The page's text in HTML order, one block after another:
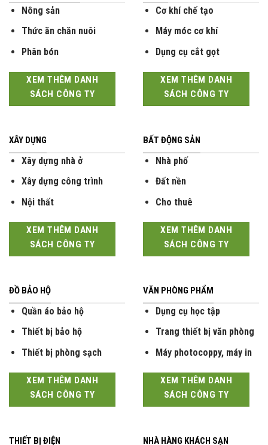
Nông sản
Thức ăn chăn nuôi
Phân bón
XEM THÊM DANH
SÁCH CÔNG TY
Cơ khí chế tạo
Máy móc cơ khí
Dụng cụ cắt gọt
XEM THÊM DANH
SÁCH CÔNG TY
XÂY DỰNG
Xây dựng nhà ở
Xây dựng công trình
Nội thất
XEM THÊM DANH
SÁCH CÔNG TY
BẤT ĐỘNG SẢN
Nhà phố
Đất nền
Cho thuê
XEM THÊM DANH
SÁCH CÔNG TY
ĐỒ BẢO HỘ
Quần áo bảo hộ
Thiết bị bảo hộ
Thiết bị phòng sạch
XEM THÊM DANH
SÁCH CÔNG TY
VĂN PHÒNG PHẨM
Dụng cụ học tập
Trang thiết bị văn phòng
Máy photocoppy, máy in
XEM THÊM DANH
SÁCH CÔNG TY
THIẾT BỊ ĐIỆN NHÀ HÀNG KHÁCH SẠN